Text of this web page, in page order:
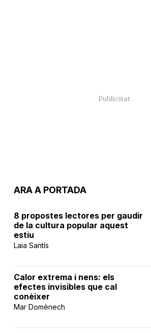
ARA A PORTADA
8 propostes lectores per gaudir
de la cultura popular aquest
estiu
Laia Santís
Calor extrema i nens: els
efectes invisibles que cal
conèixer
Mar Domènech